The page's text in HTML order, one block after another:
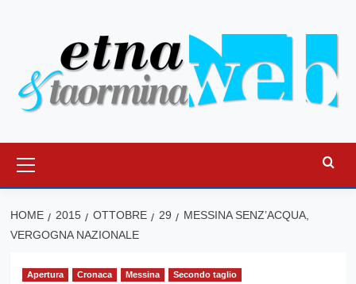
principale
HOME 2015 OTTOBRE 29
MESSINA SENZ’ACQUA,
VERGOGNA NAZIONALE
Apertura Cronaca Messina Secondo taglio